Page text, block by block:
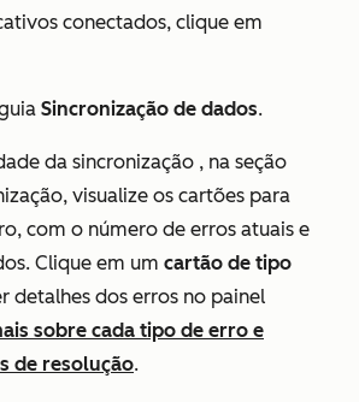
conectados, clique em
Sincronização de dados.
da sincronização , na seção
, visualize os cartões para
com o número de erros atuais e
Clique em um cartão de tipo
detalhes dos erros no painel
sobre cada tipo de erro e
de resolução.